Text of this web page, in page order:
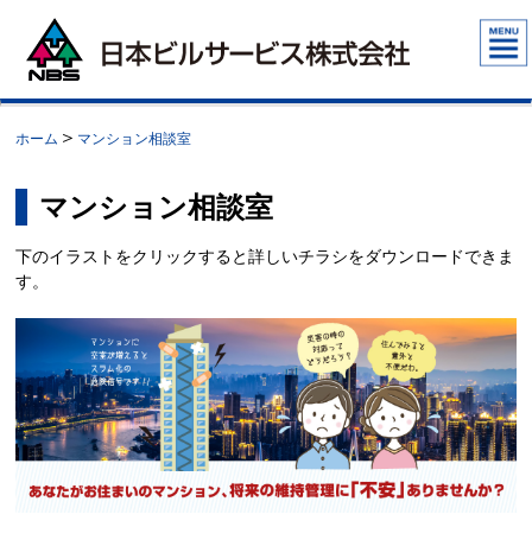
ホーム ＞ マンション相談室
マンション相談室
下のイラストをクリックすると詳しいチラシをダウンロードできま
す。